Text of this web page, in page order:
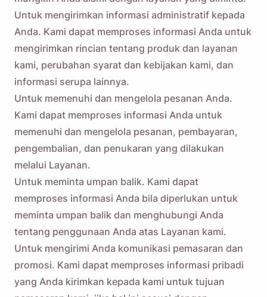
Untuk mengirimkan informasi administratif kepada
Anda. Kami dapat memproses informasi Anda untuk
mengirimkan rincian tentang produk dan layanan
kami, perubahan syarat dan kebijakan kami, dan
informasi serupa lainnya.
Untuk memenuhi dan mengelola pesanan Anda.
Kami dapat memproses informasi Anda untuk
memenuhi dan mengelola pesanan, pembayaran,
pengembalian, dan penukaran yang dilakukan
melalui Layanan.
Untuk meminta umpan balik. Kami dapat
memproses informasi Anda bila diperlukan untuk
meminta umpan balik dan menghubungi Anda
tentang penggunaan Anda atas Layanan kami.
Untuk mengirimi Anda komunikasi pemasaran dan
promosi. Kami dapat memproses informasi pribadi
yang Anda kirimkan kepada kami untuk tujuan